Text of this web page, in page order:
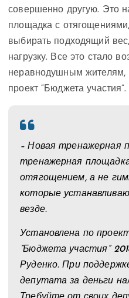
совершенно другую. Это
площадка с
выбирать подходящий
нагрузку. Все это стало
неравнодушным жителям,
проект “Бюджета участия”.
– Новая тренажерная
тренажерная
отягощением, а не
которые
везде.
Установлена по
“Бюджета участия”
Руденко. При
депутата за деньги